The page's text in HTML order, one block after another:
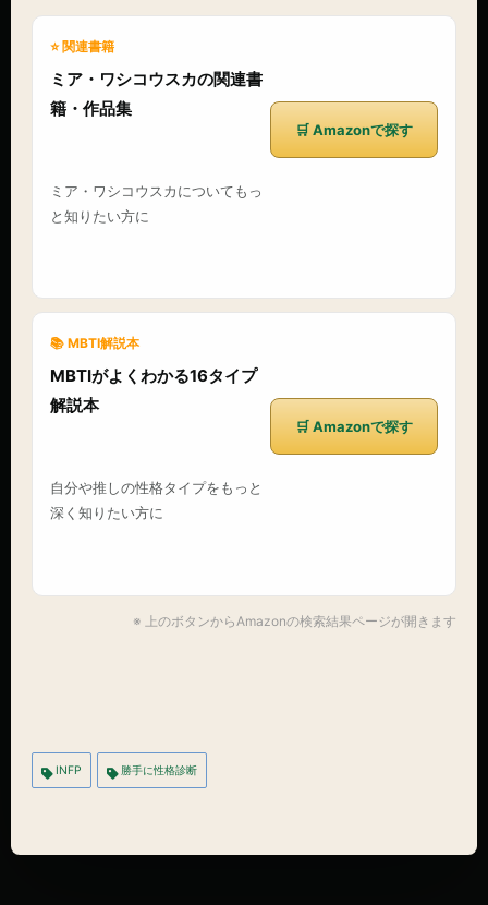
⭐ 関連書籍
ミア・ワシコウスカの関連書
籍・作品集
ミア・ワシコウスカについてもっ
と知りたい方に
🛒 Amazonで探す
📚 MBTI解説本
MBTIがよくわかる16タイプ
解説本
自分や推しの性格タイプをもっと
深く知りたい方に
🛒 Amazonで探す
※ 上のボタンからAmazonの検索結果ページが開きます
INFP 勝手に性格診断